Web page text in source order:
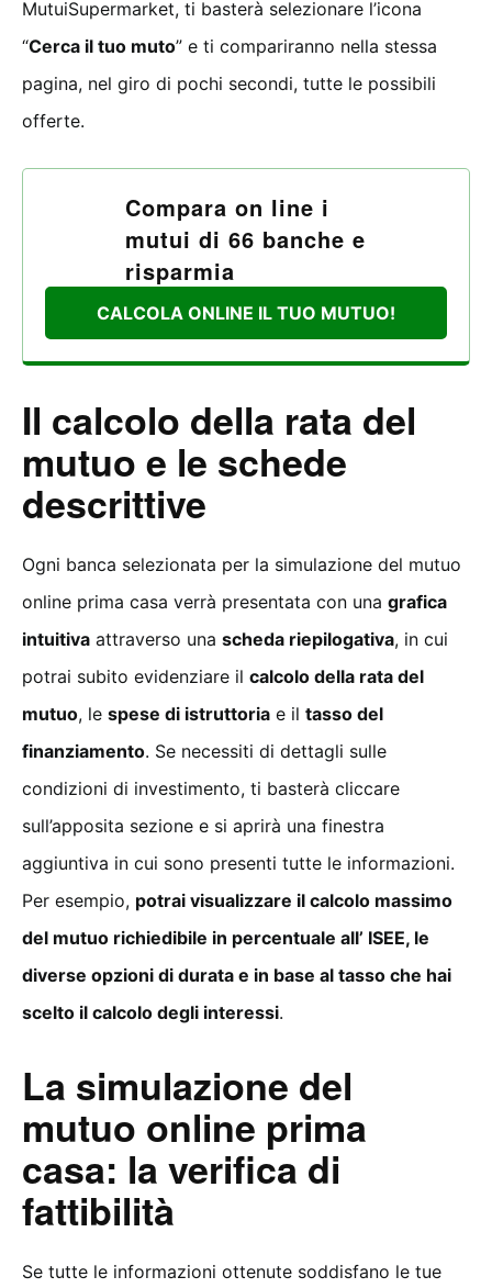
MutuiSupermarket, ti basterà selezionare l’icona
“Cerca il tuo muto” e ti compariranno nella stessa
pagina, nel giro di pochi secondi, tutte le possibili
offerte.
Compara on line i
mutui di 66 banche e
risparmia
CALCOLA ONLINE IL TUO MUTUO!
Il calcolo della rata del
mutuo e le schede
descrittive
Ogni banca selezionata per la simulazione del mutuo
online prima casa verrà presentata con una grafica
intuitiva attraverso una scheda riepilogativa, in cui
potrai subito evidenziare il calcolo della rata del
mutuo, le spese di istruttoria e il tasso del
finanziamento. Se necessiti di dettagli sulle
condizioni di investimento, ti basterà cliccare
sull’apposita sezione e si aprirà una finestra
aggiuntiva in cui sono presenti tutte le informazioni.
Per esempio, potrai visualizzare il calcolo massimo
del mutuo richiedibile in percentuale all’ ISEE, le
diverse opzioni di durata e in base al tasso che hai
scelto il calcolo degli interessi.
La simulazione del
mutuo online prima
casa: la verifica di
fattibilità
Se tutte le informazioni ottenute soddisfano le tue